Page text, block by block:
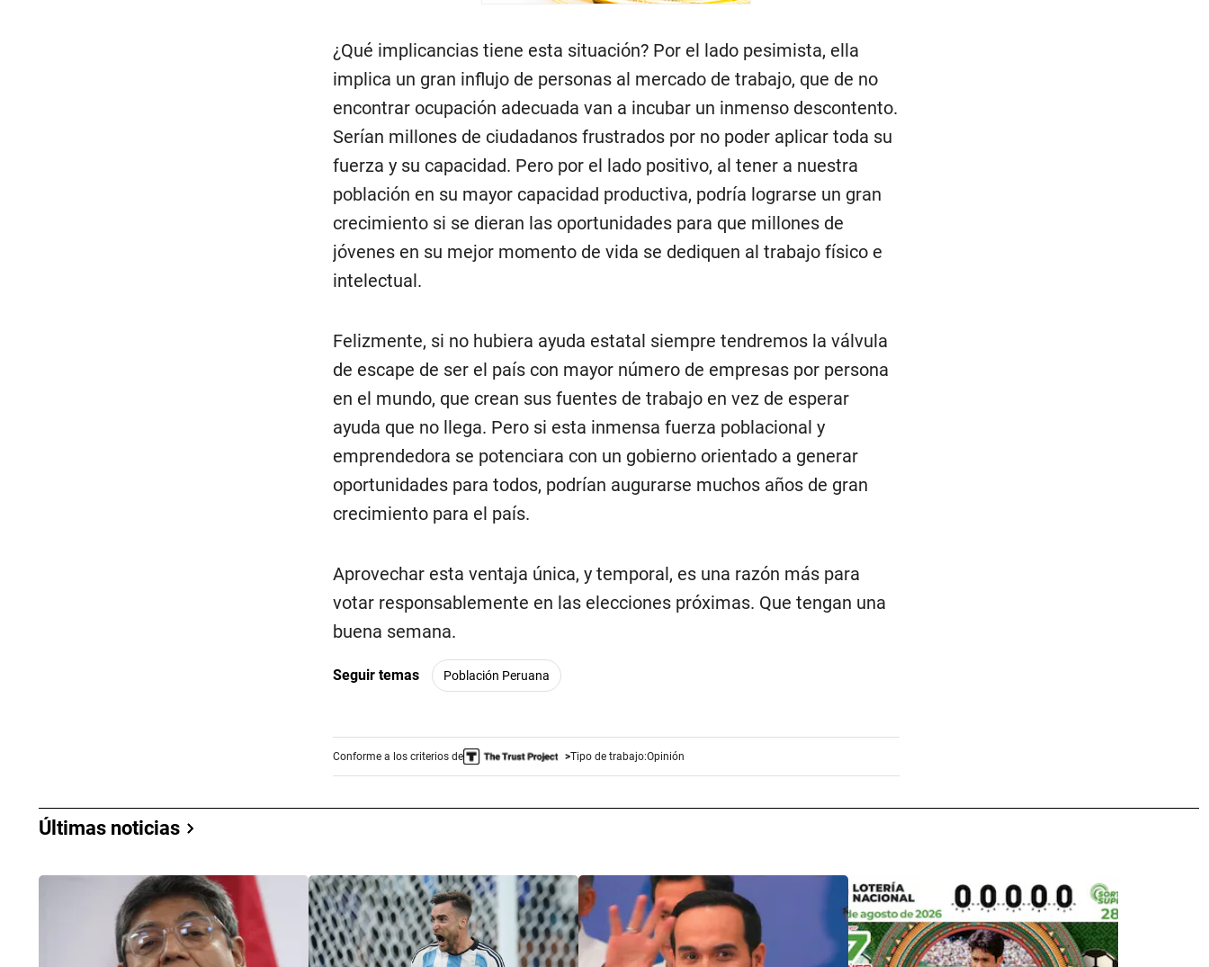
¿Qué implicancias tiene esta situación? Por el lado pesimista, ella
implica un gran influjo de personas al mercado de trabajo, que de no
encontrar ocupación adecuada van a incubar un inmenso descontento.
Serían millones de ciudadanos frustrados por no poder aplicar toda su
fuerza y su capacidad. Pero por el lado positivo, al tener a nuestra
población en su mayor capacidad productiva, podría lograrse un gran
crecimiento si se dieran las oportunidades para que millones de
jóvenes en su mejor momento de vida se dediquen al trabajo físico e
intelectual.
Felizmente, si no hubiera ayuda estatal siempre tendremos la válvula
de escape de ser el país con mayor número de empresas por persona
en el mundo, que crean sus fuentes de trabajo en vez de esperar
ayuda que no llega. Pero si esta inmensa fuerza poblacional y
emprendedora se potenciara con un gobierno orientado a generar
oportunidades para todos, podrían augurarse muchos años de gran
crecimiento para el país.
Aprovechar esta ventaja única, y temporal, es una razón más para
votar responsablemente en las elecciones próximas. Que tengan una
buena semana.
Seguir temas Población Peruana
Conforme a los criterios de Tipo de trabajo:Opinión
Últimas noticias